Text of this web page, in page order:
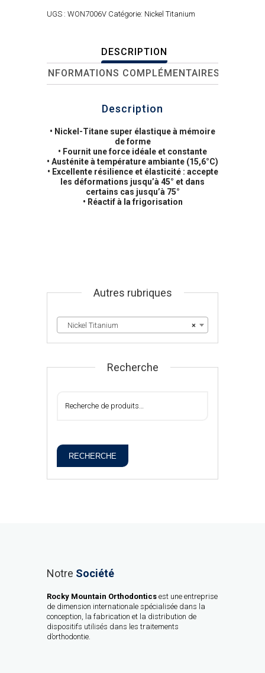
UGS : WON7006V Catégorie: Nickel Titanium
DESCRIPTION
INFORMATIONS COMPLÉMENTAIRES
Description
• Nickel-Titane super élastique à mémoire
de forme
• Fournit une force idéale et constante
• Austénite à température ambiante (15,6°C)
• Excellente résilience et élasticité : accepte
les déformations jusqu’à 45° et dans
certains cas jusqu’à 75°
• Réactif à la frigorisation
Autres rubriques
×
Nickel Titanium
Recherche
RECHERCHE
Notre Société
Rocky Mountain Orthodontics est une entreprise
de dimension internationale spécialisée dans la
conception, la fabrication et la distribution de
dispositifs utilisés dans les traitements
d’orthodontie.